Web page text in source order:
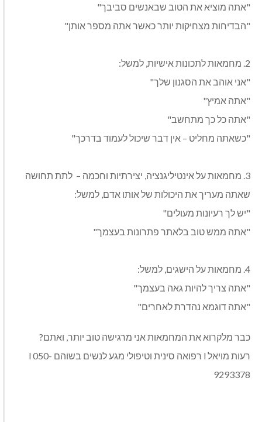
"אתה מוציא את הטוב שבאנשים סביבך"
"הבדיחות מצחיקות יותר כאשר אתה מספר אותן"
2. מחמאות לתכונות אישיות, למשל:
"אני אוהב את הסגנון שלך"
"אתה אמיץ"
"אתה כל כך מתחשב"
"כשאתה מחליט – אין דבר שיכול לעמוד בדרכך"
3. מחמאות על אינטיליגנציה, יצירתיות וחכמה – לתת תחושה
שאתה מעריך את היכולות של אותו אדם, למשל:
"יש לך רעיונות מעולים"
"אתה ממש טוב בלאתר פתרונות בעצמך"
4. מחמאות על הישגים, למשל:
"אתה צריך להיות גאה בעצמך"
"אתה דוגמא נהדרת לאחרים"
כבר מלקרוא את המחמאות אני מרגישה טוב יותר, ואתם?
רעות מויאל l רפואה סינית וטיפולי מגע לנשים בשוהם l 050-
9293378